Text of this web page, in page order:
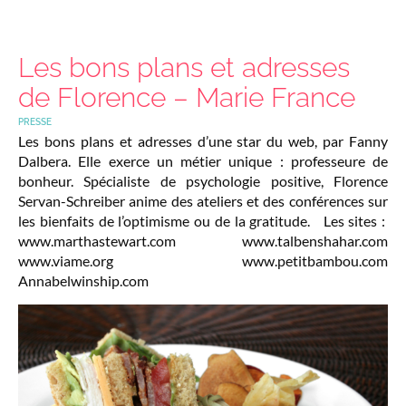
Les bons plans et adresses
de Florence – Marie France
PRESSE
Les bons plans et adresses d’une star du web, par Fanny
Dalbera. Elle exerce un métier unique : professeure de
bonheur. Spécialiste de psychologie positive, Florence
Servan-Schreiber anime des ateliers et des conférences sur
les bienfaits de l’optimisme ou de la gratitude. Les sites :
www.marthastewart.com www.talbenshahar.com
www.viame.org www.petitbambou.com
Annabelwinship.com